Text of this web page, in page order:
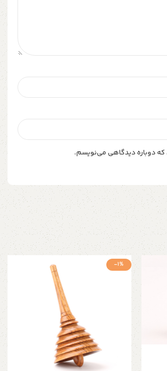
که دوباره دیدگاهی می‌نویسم.
-1%